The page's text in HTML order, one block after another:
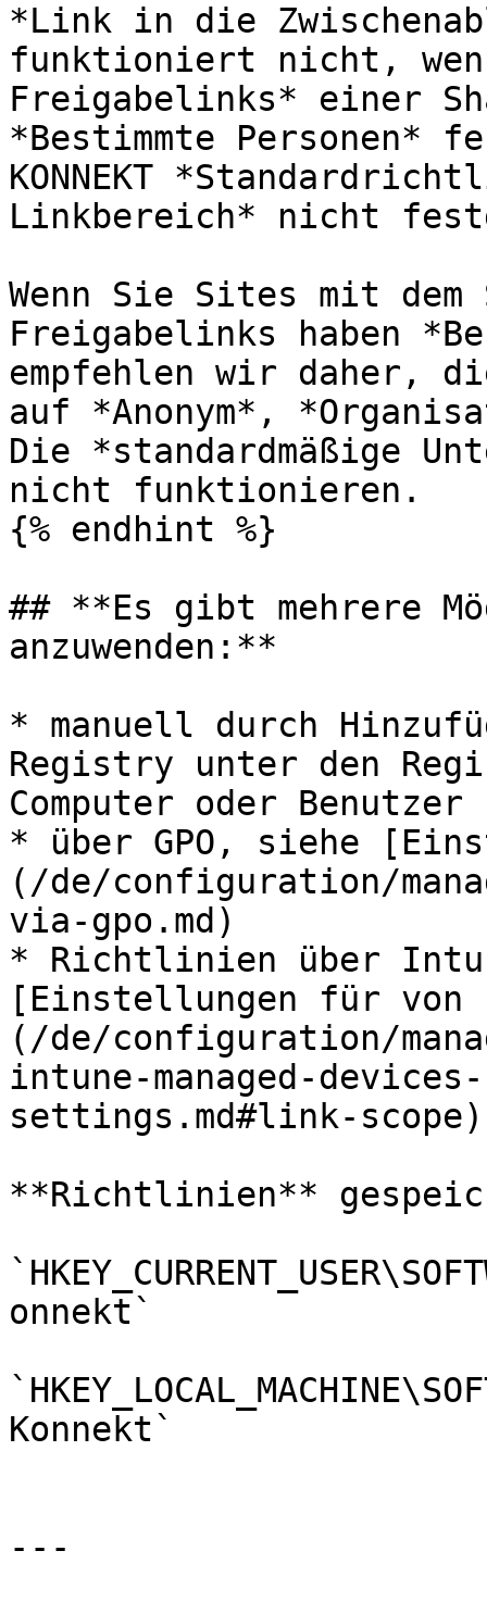
*Link in die
funktioniert nicht,
Freigabelinks* einer
*Bestimmte Personen*
KONNEKT
Linkbereich* nicht
Wenn Sie Sites mit
Freigabelinks haben
empfehlen wir daher,
auf *Anonym*,
Die *standardmäßige
nicht funktionieren.
{% endhint %}
## **Es gibt mehrere
anzuwenden:**
* manuell durch
Registry unter den
Computer oder Benutzer
* über GPO, siehe
(/de/configuration/
via-gpo.md)
* Richtlinien über
[Einstellungen für von
(/de/configuration/
intune-managed-
settings.md#link-scope)
**Richtlinien**
onnekt`
Konnekt`
---